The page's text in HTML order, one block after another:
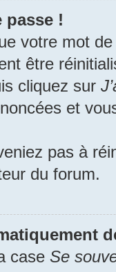
passe !
votre mot
être
cliquez sur
et
pas à
du forum.
case Se